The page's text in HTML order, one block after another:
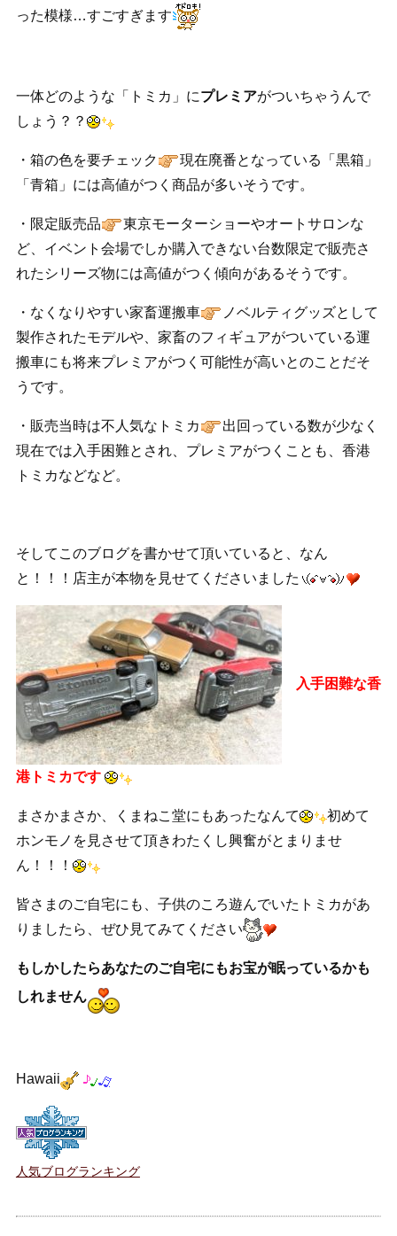
った模様…すごすぎます
一体どのような「トミカ」にプレミアがついちゃうんで
しょう？？
・箱の色を要チェック
現在廃番となっている「黒箱」
「青箱」には高値がつく商品が多いそうです。
・限定販売品
東京モーターショーやオートサロンな
ど、イベント会場でしか購入できない台数限定で販売さ
れたシリーズ物には高値がつく傾向があるそうです。
・なくなりやすい家畜運搬車
ノベルティグッズとして
製作されたモデルや、家畜のフィギュアがついている運
搬車にも将来プレミアがつく可能性が高いとのことだそ
うです。
・販売当時は不人気なトミカ
出回っている数が少なく
現在では入手困難とされ、プレミアがつくことも、香港
トミカなどなど。
そしてこのブログを書かせて頂いていると、なん
と！！！店主が本物を見せてくださいました
入手困難な香
港トミカです
まさかまさか、くまねこ堂にもあったなんて
初めて
ホンモノを見させて頂きわたくし興奮がとまりませ
ん！！！
皆さまのご自宅にも、子供のころ遊んでいたトミカがあ
りましたら、ぜひ見てみてください
もしかしたらあなたのご自宅にもお宝が眠っているかも
しれません
Hawaii
人気ブログランキング